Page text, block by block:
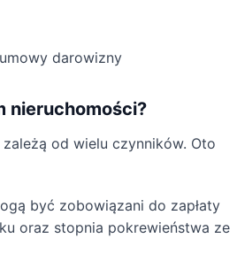
darowizny
nieruchomości?
od wielu czynników. Oto
być zobowiązani do zapłaty
oraz stopnia pokrewieństwa ze